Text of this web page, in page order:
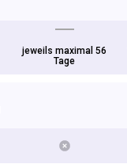
jeweils maximal 56
Tage